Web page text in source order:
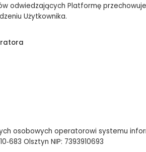
odwiedzających Platformę
Użytkownika.
osobowych operatorowi systemu
Olsztyn NIP: 7393910693